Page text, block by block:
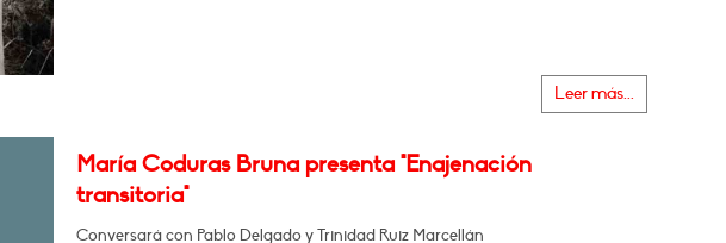
Leer más...
María Coduras Bruna presenta "Enajenación
transitoria"
Conversará con Pablo Delgado y Trinidad Ruiz Marcellán